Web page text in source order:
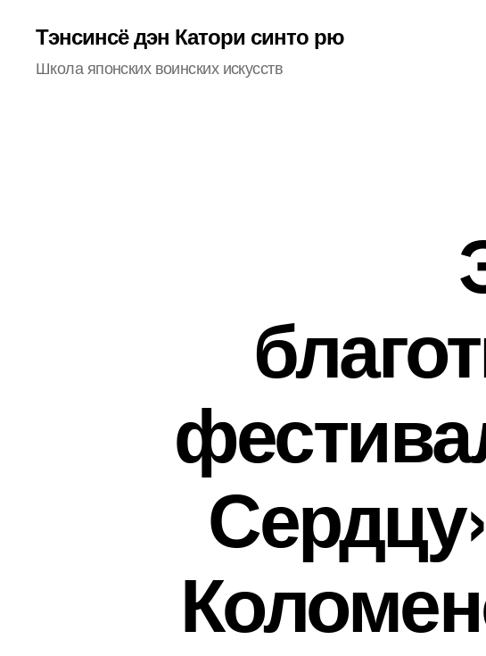
Тэнсинсё дэн Катори синто рю
Школа японских воинских искусств